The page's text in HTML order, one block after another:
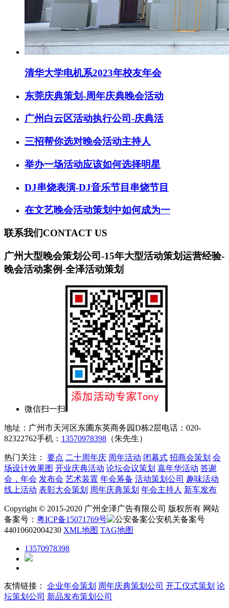
清华大学电机系2023年校友年会
东莞庆典策划-周年庆典晚会活动
广州白云区活动执行公司-庆典活
三招帮你选对晚会活动主持人
举办一场活动应该如何选择明星
DJ串烧表演-DJ音乐节目串烧节目
在文艺晚会活动策划中如何成为一
联系我们CONTACT US
广州大型晚会策划公司-15年大型活动策划运营经验-
晚会活动案例-全泽活动策划
微信扫一扫
地址：广州市天河区东圃东英商务园D栋2层电话：020-
82322762手机： 13570978398 （朱先生）
热门关注： 要点 二十周年庆 周年活动 闭幕式 招商会策划 会
场设计效果图 开业庆典活动 论坛会议策划 嘉年华活动 答谢
会，年会 发布会 艺术装置 年会筹备 活动策划公司 趣味活动
线上活动 表彰大会策划 周年庆典策划 年会主持人 新车发布
Copyright © 2015-2020 广州全泽广告有限公司 版权所有 网站
备案号： 粤ICP备15071769号
公安机关备案号
44010602004230 XML地图 TAG地图
13570978398
友情链接： 企业年会策划 周年庆典策划公司 开工仪式策划 论
坛策划公司 新品发布策划公司